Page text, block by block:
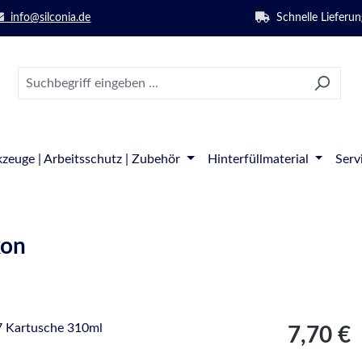
info@silconia.de Schnelle
| Arbeitsschutz | Zubehör Hinterfüllmaterial
Regulärer
7,70 €